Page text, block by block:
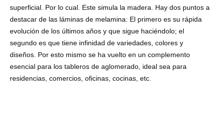
superficial. Por lo cual. Este simula la madera. Hay dos puntos a
destacar de las láminas de melamina: El primero es su rápida
evolución de los últimos años y que sigue haciéndolo; el
segundo es que tiene infinidad de variedades, colores y
diseños. Por esto mismo se ha vuelto en un complemento
esencial para los tableros de aglomerado, ideal sea para
residencias, comercios, oficinas, cocinas, etc.